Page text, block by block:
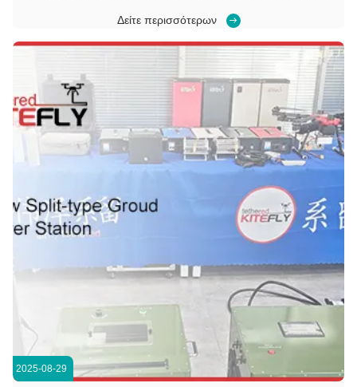
κινηματογράφησης Dongyang Hengdian Film and Television
Base εισήγαγε 30 συστήματα φωτισμού με drone με καλώδιο
που παρέχονται από την ...
Δείτε περισσότερων
2025-08-29